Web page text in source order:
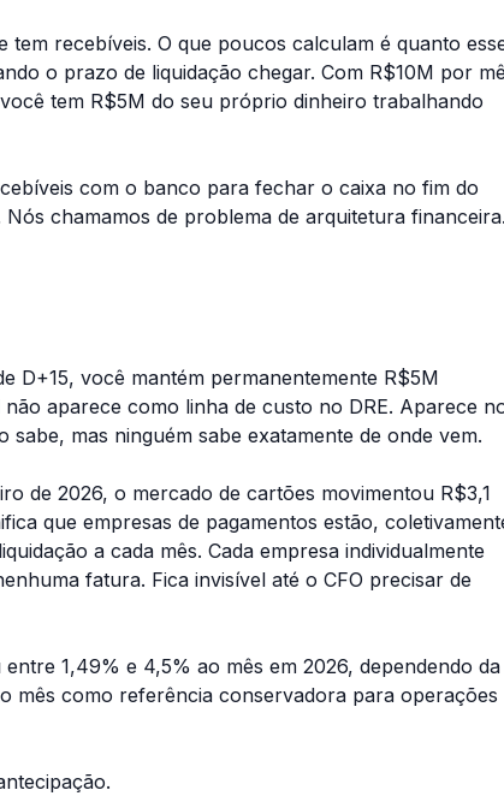
tem recebíveis. O que poucos calculam é quanto
o prazo de liquidação chegar. Com R$10M por
tem R$5M do seu próprio dinheiro trabalhando
com o banco para fechar o caixa no fim do
chamamos de problema de arquitetura
D+15, você mantém permanentemente R$5M
aparece como linha de custo no DRE. Aparece
mas ninguém sabe exatamente de onde vem.
de 2026, o mercado de cartões movimentou R$3,1
que empresas de pagamentos estão,
a cada mês. Cada empresa individualmente
fatura. Fica invisível até o CFO precisar de
1,49% e 4,5% ao mês em 2026, dependendo da
mês como referência conservadora para operações